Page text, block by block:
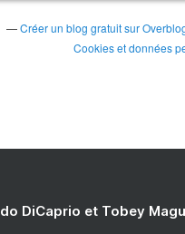
Créer un blog gratuit sur
Cookies et données
DiCaprio et Tobey